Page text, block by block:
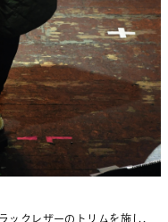
ックレザーのトリムを施し、